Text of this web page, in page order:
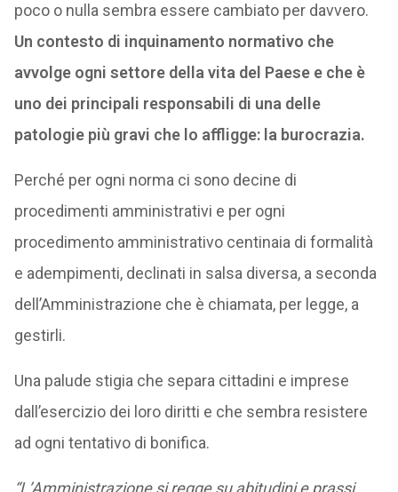
poco o nulla sembra essere cambiato per davvero.
Un contesto di inquinamento normativo che
avvolge ogni settore della vita del Paese e che è
uno dei principali responsabili di una delle
patologie più gravi che lo affligge: la burocrazia.
Perché per ogni norma ci sono decine di
procedimenti amministrativi e per ogni
procedimento amministrativo centinaia di formalità
e adempimenti, declinati in salsa diversa, a seconda
dell’Amministrazione che è chiamata, per legge, a
gestirli.
Una palude stigia che separa cittadini e imprese
dall’esercizio dei loro diritti e che sembra resistere
ad ogni tentativo di bonifica.
“L’Amministrazione si regge su abitudini e prassi